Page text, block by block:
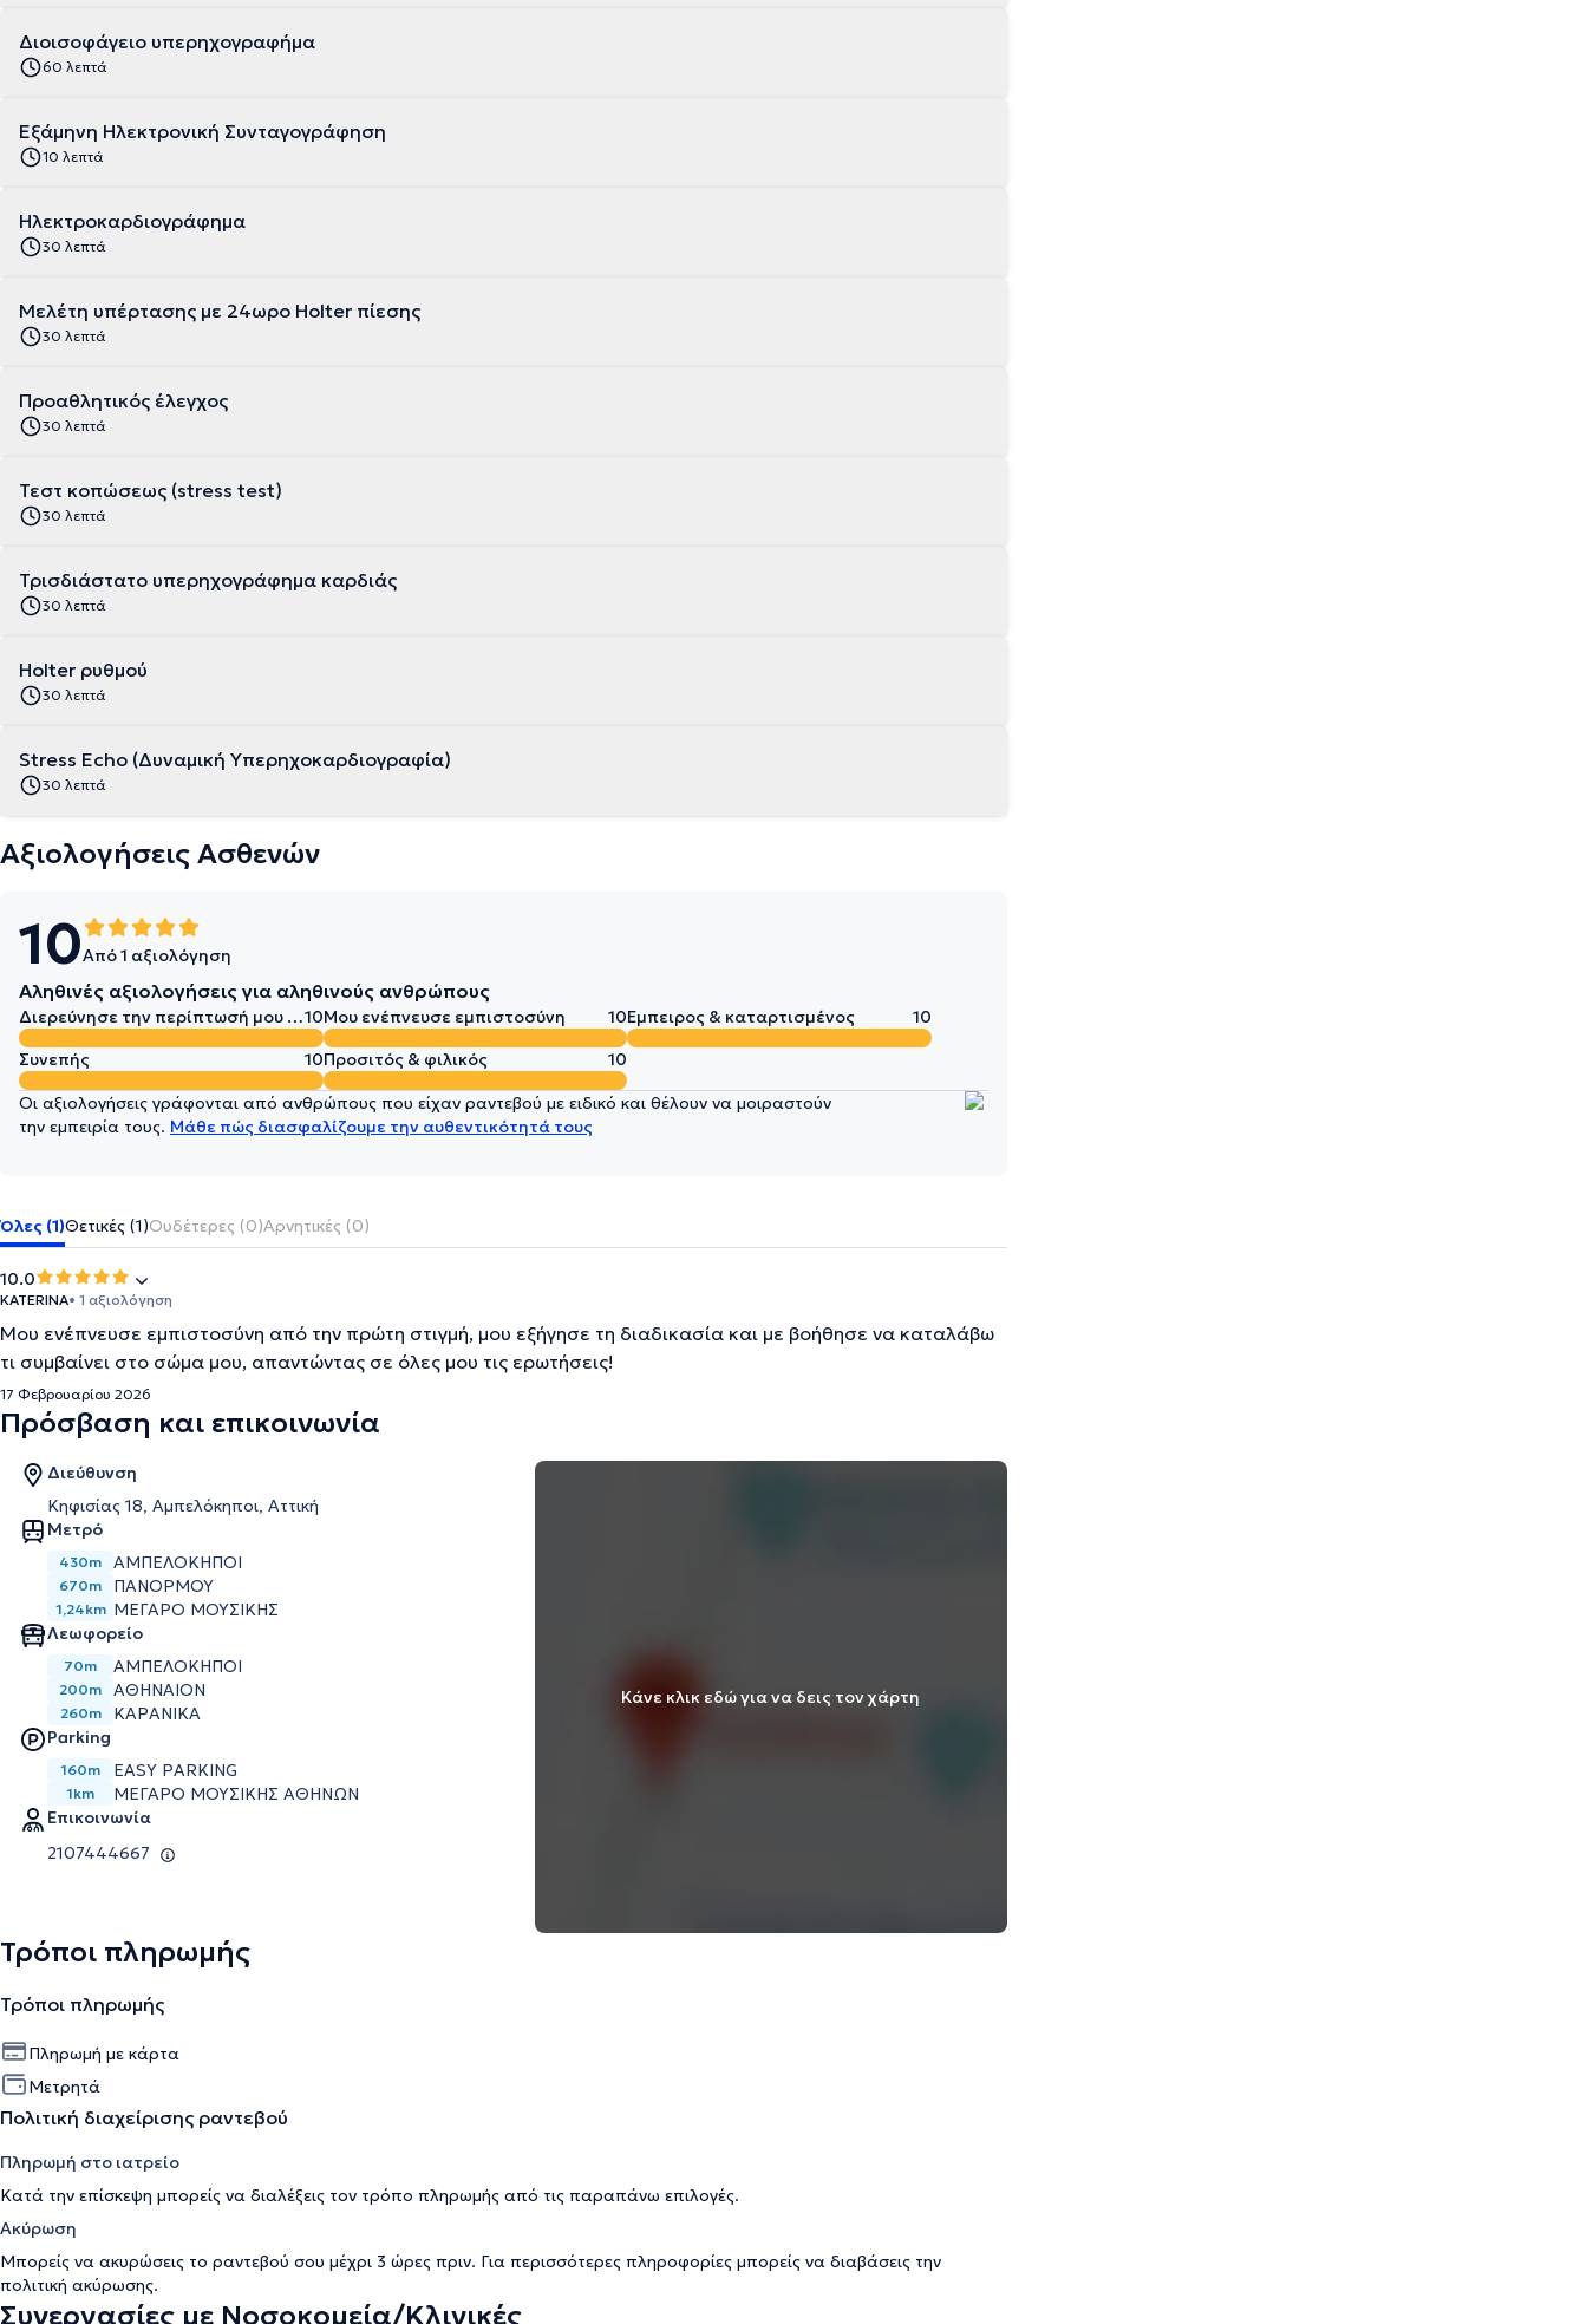
Διοισοφάγειο υπερηχογραφήμα
60 λεπτά
Εξάμηνη Ηλεκτρονική Συνταγογράφηση
10 λεπτά
Ηλεκτροκαρδιογράφημα
30 λεπτά
Μελέτη υπέρτασης με 24ωρο Holter πίεσης
30 λεπτά
Προαθλητικός έλεγχος
30 λεπτά
Τεστ κοπώσεως (stress test)
30 λεπτά
Τρισδιάστατο υπερηχογράφημα καρδιάς
30 λεπτά
Holter ρυθμού
30 λεπτά
Stress Echo (Δυναμική Υπερηχοκαρδιογραφία)
30 λεπτά
Αξιολογήσεις Ασθενών
10Από 1 αξιολόγηση
Αληθινές αξιολογήσεις για αληθινούς ανθρώπους
Διερεύνησε την περίπτωσή μου σε βάθος10Μου ενέπνευσε εμπιστοσύνη 10Έμπειρος & καταρτισμένος
10
Συνεπής
10Προσιτός & φιλικός 10
Οι αξιολογήσεις γράφονται από ανθρώπους που είχαν ραντεβού με ειδικό και θέλουν να μοιραστούν
την εμπειρία τους. Μάθε πώς διασφαλίζουμε την αυθεντικότητά τους
Όλες (1)Θετικές (1)Ουδέτερες (0)Αρνητικές (0)
10.0
KATERINA• 1 αξιολόγηση
Μου ενέπνευσε εμπιστοσύνη από την πρώτη στιγμή, μου εξήγησε τη διαδικασία και με βοήθησε να καταλάβω
τι συμβαίνει στο σώμα μου, απαντώντας σε όλες μου τις ερωτήσεις!
17 Φεβρουαρίου 2026
Πρόσβαση και επικοινωνία
Διεύθυνση
Κηφισίας 18, Αμπελόκηποι, Αττική
Μετρό
430m ΑΜΠΕΛΌΚΗΠΟΙ
670m ΠΑΝΌΡΜΟΥ
1,24km ΜΈΓΑΡΟ ΜΟΥΣΙΚΉΣ
Λεωφορείο
70m ΑΜΠΕΛΟΚΗΠΟΙ
200m ΑΘΗΝΑΙΟΝ
260m
ΚΑΡΑΝΙΚΑ
Parking
160m EASY PARKING
1km
ΜΕΓΆΡΟ ΜΟΥΣΙΚΉΣ ΑΘΗΝΏΝ
Επικοινωνία
2107444667
Κάνε κλικ εδώ για να δεις τον χάρτη
Τρόποι πληρωμής
Τρόποι πληρωμής
Πληρωμή με κάρτα
Μετρητά
Πολιτική διαχείρισης ραντεβού
Πληρωμή στο ιατρείο
Κατά την επίσκεψη μπορείς να διαλέξεις τον τρόπο πληρωμής από τις παραπάνω επιλογές.
Ακύρωση
Μπορείς να ακυρώσεις το ραντεβού σου μέχρι 3 ώρες πριν. Για περισσότερες πληροφορίες μπορείς να διαβάσεις την
πολιτική ακύρωσης.
Συνεργασίες με Νοσοκομεία/Κλινικές